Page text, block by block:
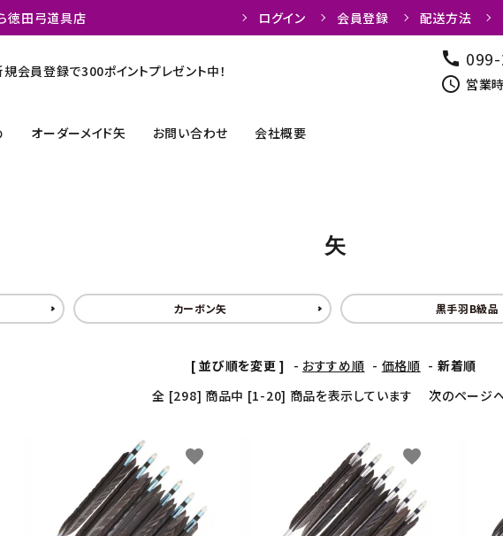
徳田弓道具店 ログイン 会員登録 配送方法
規会員登録で300ポイントプレゼント中！
call
schedule 営業
道場用品 書籍
オーダーメイド矢 お問い合わせ 会社概要
矢
カーボン矢 黒手羽B級品
[ 並び順を変更 ] - おすすめ順 - 価格順 - 新着順
全 [298] 商品中 [1-20] 商品を表示しています
次のページ
favorite favorite